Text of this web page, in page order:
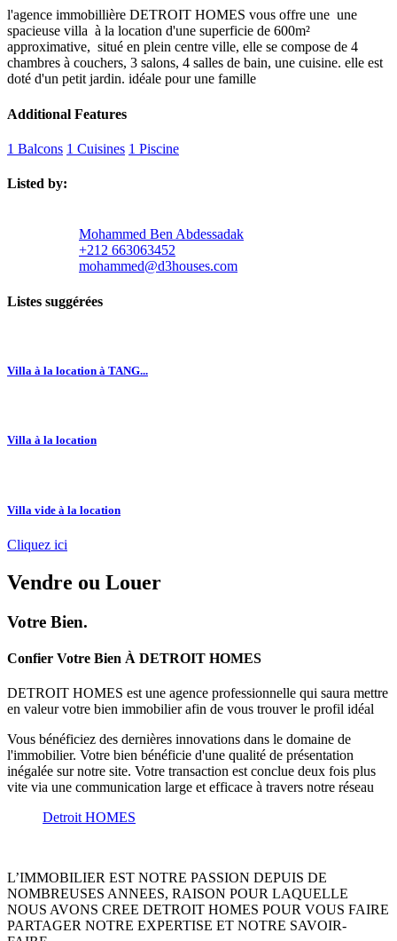
l'agence immobillière DETROIT HOMES vous offre une une
spacieuse villa à la location d'une superficie de 600m²
approximative, situé en plein centre ville, elle se compose de 4
chambres à couchers, 3 salons, 4 salles de bain, une cuisine. elle est
doté d'un petit jardin. idéale pour une famille
Additional Features
1 Balcons 1 Cuisines 1 Piscine
Listed by:
Mohammed Ben Abdessadak
+212 663063452
mohammed@d3houses.com
Listes suggérées
Villa à la location à TANG...
Villa à la location
Villa vide à la location
Cliquez ici
Vendre ou Louer
Votre Bien.
Confier Votre Bien À DETROIT HOMES
DETROIT HOMES est une agence professionnelle qui saura mettre
en valeur votre bien immobilier afin de vous trouver le profil idéal
Vous bénéficiez des dernières innovations dans le domaine de
l'immobilier. Votre bien bénéficie d'une qualité de présentation
inégalée sur notre site. Votre transaction est conclue deux fois plus
vite via une communication large et efficace à travers notre réseau
Detroit HOMES
L’IMMOBILIER EST NOTRE PASSION DEPUIS DE
NOMBREUSES ANNEES, RAISON POUR LAQUELLE
NOUS AVONS CREE DETROIT HOMES POUR VOUS FAIRE
PARTAGER NOTRE EXPERTISE ET NOTRE SAVOIR-